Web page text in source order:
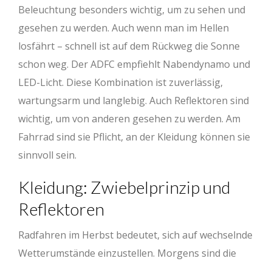
Beleuchtung besonders wichtig, um zu sehen und
gesehen zu werden. Auch wenn man im Hellen
losfährt – schnell ist auf dem Rückweg die Sonne
schon weg. Der ADFC empfiehlt Nabendynamo und
LED-Licht. Diese Kombination ist zuverlässig,
wartungsarm und langlebig. Auch Reflektoren sind
wichtig, um von anderen gesehen zu werden. Am
Fahrrad sind sie Pflicht, an der Kleidung können sie
sinnvoll sein.
Kleidung: Zwiebelprinzip und
Reflektoren
Radfahren im Herbst bedeutet, sich auf wechselnde
Wetterumstände einzustellen. Morgens sind die